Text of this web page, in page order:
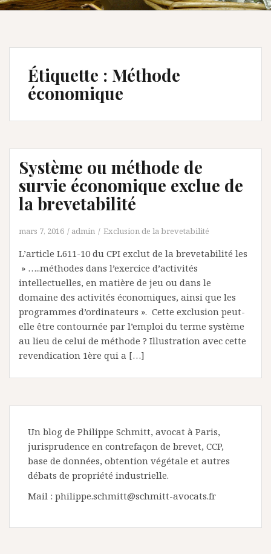
Étiquette : Méthode
économique
Système ou méthode de
survie économique exclue de
la brevetabilité
mars 7, 2016 admin Exclusion de la brevetabilité
L’article L611-10 du CPI exclut de la brevetabilité les
» …..méthodes dans l’exercice d’activités
intellectuelles, en matière de jeu ou dans le
domaine des activités économiques, ainsi que les
programmes d’ordinateurs ». Cette exclusion peut-
elle être contournée par l’emploi du terme système
au lieu de celui de méthode ? Illustration avec cette
revendication 1ère qui a […]
Un blog de Philippe Schmitt, avocat à Paris,
jurisprudence en contrefaçon de brevet, CCP,
base de données, obtention végétale et autres
débats de propriété industrielle.
Mail : philippe.schmitt@schmitt-avocats.fr